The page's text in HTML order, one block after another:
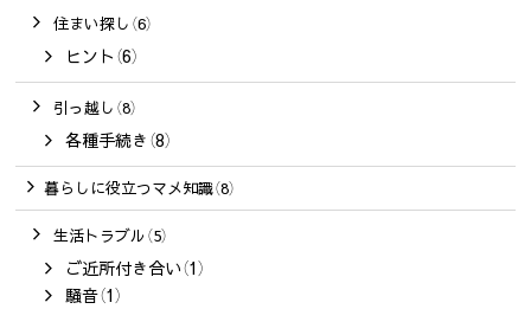
住まい探し（6）
ヒント（6）
引っ越し（8）
各種手続き（8）
暮らしに役立つマメ知識（8）
生活トラブル（5）
ご近所付き合い（1）
騒音（1）